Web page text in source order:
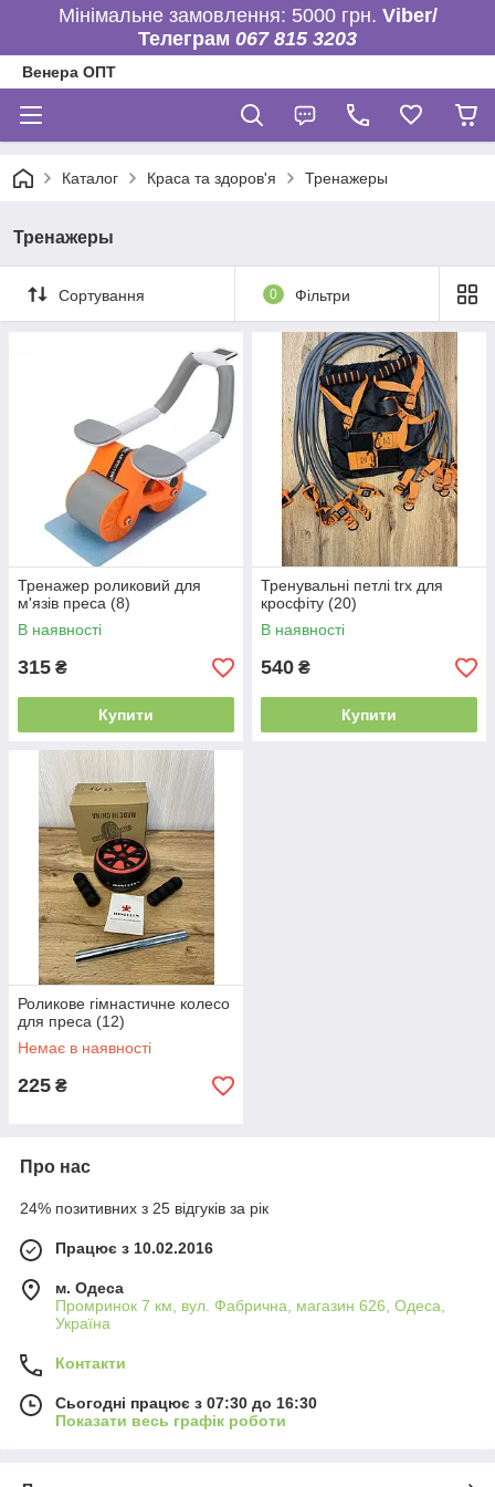
Мінімальне замовлення: 5000 грн. Viber/
Телеграм 067 815 3203
Венера ОПТ
Каталог Краса та здоров'я Тренажеры
Тренажеры
Сортування 0 Фільтри
Тренажер роликовий для
м'язів преса (8)
В наявності
315 ₴
Купити
Тренувальні петлі trx для
кросфіту (20)
В наявності
540 ₴
Купити
Роликове гімнастичне колесо
для преса (12)
Немає в наявності
225 ₴
Про нас
24% позитивних з 25 відгуків за рік
Працює з 10.02.2016
м. Одеса
Промринок 7 км, вул. Фабрична, магазин 626, Одеса,
Україна
Контакти
Сьогодні працює з 07:30 до 16:30
Показати весь графік роботи